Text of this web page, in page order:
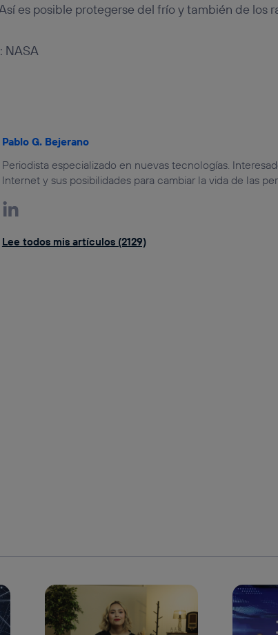
es posible protegerse del frío y también de los
NASA
Pablo G. Bejerano
Periodista especializado en nuevas tecnologías.
Internet y sus posibilidades para cambiar la vida de las
Lee todos mis artículos (2129)